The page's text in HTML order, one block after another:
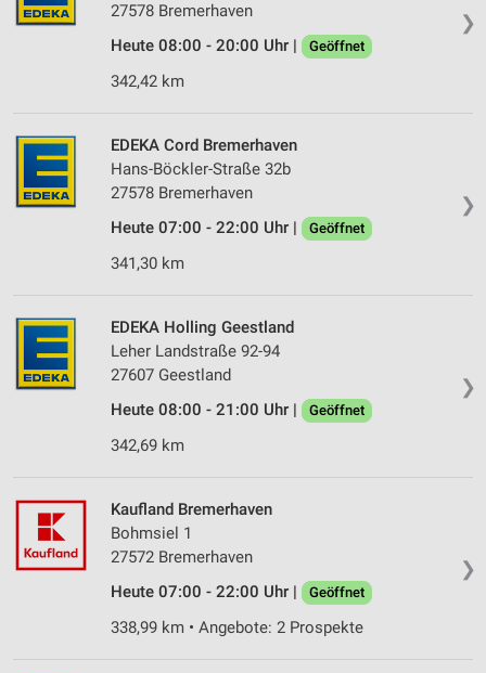
❯
27578 Bremerhaven
Heute 08:00 - 20:00 Uhr |
Geöffnet
342,42 km
❯
EDEKA Cord Bremerhaven
Hans-Böckler-Straße 32b
27578 Bremerhaven
Heute 07:00 - 22:00 Uhr |
Geöffnet
341,30 km
❯
EDEKA Holling Geestland
Leher Landstraße 92-94
27607 Geestland
Heute 08:00 - 21:00 Uhr |
Geöffnet
342,69 km
❯
Kaufland Bremerhaven
Bohmsiel 1
27572 Bremerhaven
Heute 07:00 - 22:00 Uhr |
Geöffnet
338,99 km • Angebote: 2 Prospekte